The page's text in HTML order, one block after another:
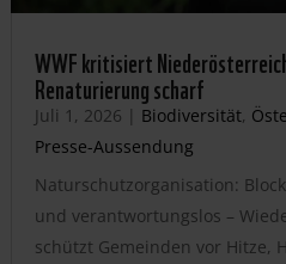
WWF kritisiert
Renaturierung scharf
Juli 1, 2026 | Biodiversität,
Presse-Aussendung
Naturschutzorganisation:
und verantwortungslos –
schützt Gemeinden vor Hitze,